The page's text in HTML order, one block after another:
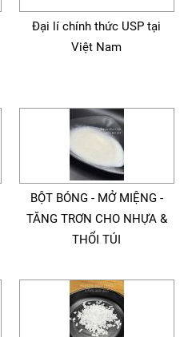
Đại lí chính thức USP tại
Việt Nam
BỘT BÓNG - MỞ MIỆNG -
TĂNG TRƠN CHO NHỰA &
THỔI TÚI